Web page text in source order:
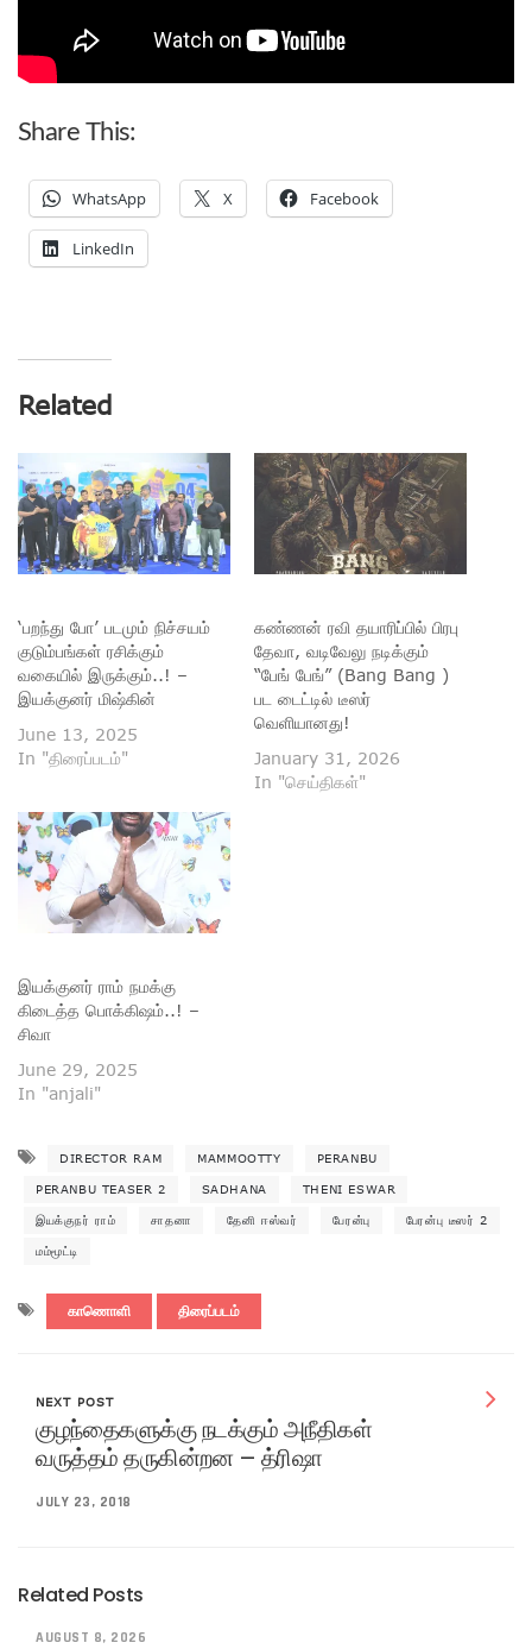
Share This:
WhatsApp X Facebook
LinkedIn
Related
‘பறந்து போ’ படமும் நிச்சயம்
குடும்பங்கள் ரசிக்கும்
வகையில் இருக்கும்..! –
இயக்குனர் மிஷ்கின்
June 13, 2025
In "திரைப்படம்"
கண்ணன் ரவி தயாரிப்பில் பிரபு
தேவா, வடிவேலு நடிக்கும்
“பேங் பேங்” (Bang Bang )
பட டைட்டில் டீஸர்
வெளியானது!
January 31, 2026
In "செய்திகள்"
இயக்குனர் ராம் நமக்கு
கிடைத்த பொக்கிஷம்..! –
சிவா
June 29, 2025
In "anjali"
DIRECTOR RAM MAMMOOTTY PERANBU
PERANBU TEASER 2 SADHANA THENI ESWAR
இயக்குநர் ராம் சாதனா தேனி ஈஸ்வர் பேரன்பு பேரன்பு டீஸர் 2
மம்மூட்டி
காணொளி திரைப்படம்
NEXT POST
குழந்தைகளுக்கு நடக்கும் அநீதிகள்
வருத்தம் தருகின்றன – த்ரிஷா
JULY 23, 2018
Related Posts
AUGUST 8, 2026